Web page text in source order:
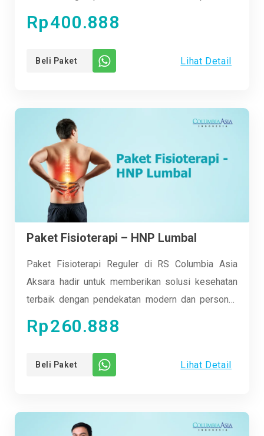
Nikmati sesi terapi yang nyaman dan efektif
bersama tim ahli kami yang berpengalaman. Cocok
untuk semua kalangan, dari anak-anak hingga lansia,
kami siap membantu Anda kembali aktif dan bugar.
bersama kami dan jalani hidup dengan lebih
energik!
Rp400.888
Beli Paket Lihat Detail
Paket Fisioterapi – HNP Lumbal
Paket Fisioterapi Reguler di RS Columbia Asia
Aksara hadir untuk memberikan solusi kesehatan
terbaik dengan pendekatan modern dan personal.
Nikmati sesi terapi yang nyaman dan efektif
bersama tim ahli kami yang berpengalaman. Cocok
untuk semua kalangan, dari anak-anak hingga lansia,
kami siap membantu Anda kembali aktif dan bugar.
bersama kami dan jalani hidup dengan lebih
Rp260.888
Beli Paket Lihat Detail